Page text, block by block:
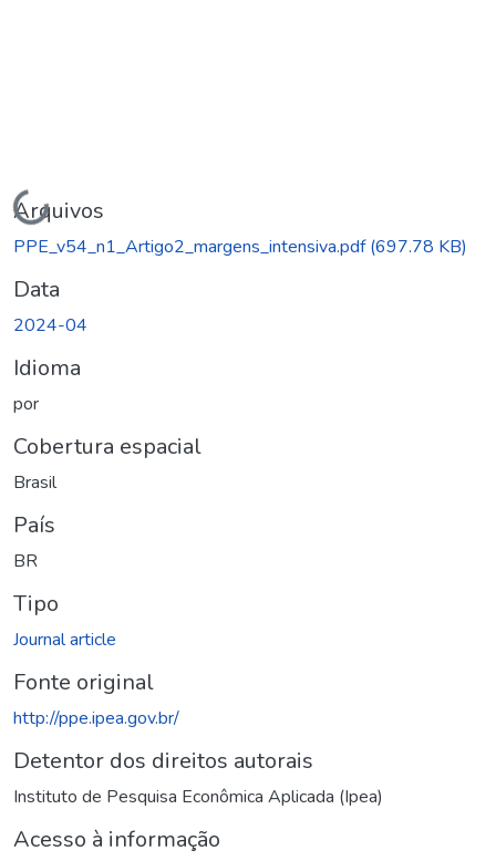
Carregando...
Arquivos
PPE_v54_n1_Artigo2_margens_intensiva.pdf(697.78 KB)
Data
2024-04
Idioma
por
Cobertura espacial
Brasil
País
BR
Tipo
Journal article
Fonte original
http://ppe.ipea.gov.br/
Detentor dos direitos autorais
Instituto de Pesquisa Econômica Aplicada (Ipea)
Acesso à informação